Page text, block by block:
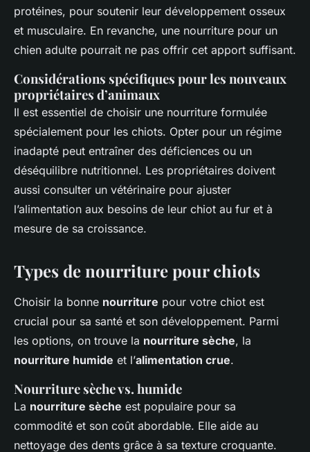
protéines, pour soutenir leur développement osseux
et musculaire. En revanche, une nourriture pour un
chien adulte pourrait ne pas offrir cet apport suffisant.
Considérations spécifiques pour les nouveaux
propriétaires d’animaux
Il est essentiel de choisir une nourriture formulée
spécialement pour les chiots. Opter pour un régime
inadapté peut entraîner des déficiences ou un
déséquilibre nutritionnel. Les propriétaires doivent
aussi consulter un vétérinaire pour ajuster
l’alimentation aux besoins de leur chiot au fur et à
mesure de sa croissance.
Types de nourriture pour chiots
Choisir la bonne nourriture pour votre chiot est
crucial pour sa santé et son développement. Parmi
les options, on trouve la nourriture sèche, la
nourriture humide et l’alimentation crue.
Nourriture sèche vs. humide
La nourriture sèche est populaire pour sa
commodité et son coût abordable. Elle aide au
nettoyage des dents grâce à sa texture croquante.